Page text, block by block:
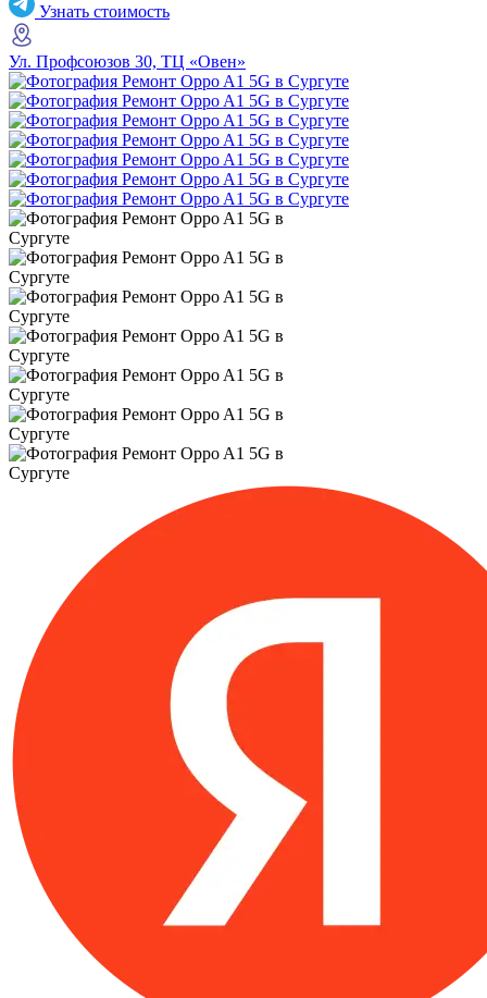
Узнать стоимость
Ул. Профсоюзов 30, ТЦ «Овен»